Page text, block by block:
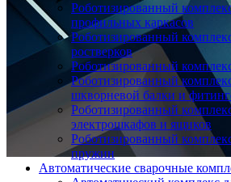
Роботизированный
профильных каркасов
Роботизированный
ростверков
Роботизированный
Роботизированный
шкворневой балки и
Роботизированный
электрошкафов и ящиков
Роботизированный
пружин
Автоматические сварочные